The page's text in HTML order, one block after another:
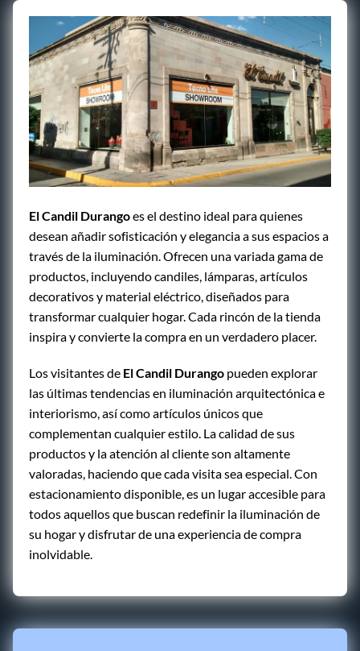
El Candil Durangoes el destino ideal para quienes
desean añadir sofisticación y elegancia a sus espacios a
través de la iluminación. Ofrecen una variada gama de
productos, incluyendo candiles, lámparas, artículos
decorativos y material eléctrico, diseñados para
transformar cualquier hogar. Cada rincón de la tienda
inspira y convierte la compra en un verdadero placer.
Los visitantes de El Candil Durango pueden explorar
las últimas tendencias en iluminación arquitectónica e
interiorismo, así como artículos únicos que
complementan cualquier estilo. La calidad de sus
productos y la atención al cliente son altamente
valoradas, haciendo que cada visita sea especial. Con
estacionamiento disponible, es un lugar accesible para
todos aquellos que buscan redefinir la iluminación de
su hogar y disfrutar de una experiencia de compra
inolvidable.